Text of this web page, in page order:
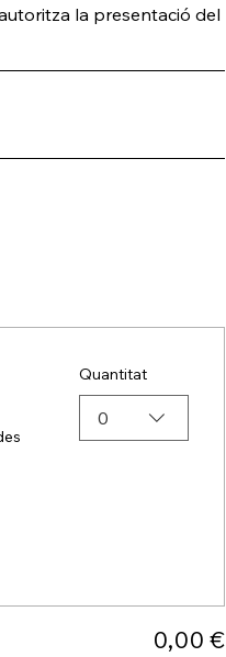
la presentació del
Quantitat
0
0,00 €